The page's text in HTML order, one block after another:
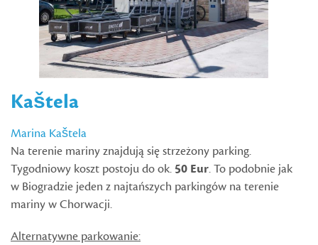
Kaštela
Marina Kaštela
Na terenie mariny znajdują się strzeżony parking.
Tygodniowy koszt postoju do ok. 50 Eur. To podobnie jak
w Biogradzie jeden z najtańszych parkingów na terenie
mariny w Chorwacji.
Alternatywne parkowanie: